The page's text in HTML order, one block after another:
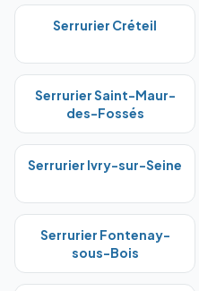
Serrurier Créteil
SerrurierSaint-Maur-
des-Fossés
Serrurier Ivry-sur-Seine
Serrurier Fontenay-
sous-Bois